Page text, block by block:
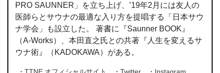
PRO SAUNNER」を立ち上げ、’19年2月には友人の
医師らとサウナの最適な入り方を提唱する「日本サウ
ナ学会」も設立した。 著書に『Saunner BOOK』
（A-Works）、本田直之氏との共著『人生を変えるサ
ウナ術』（KADOKAWA）がある。
・TTNE オフィシャルサイト ・Twitter ・Instagram